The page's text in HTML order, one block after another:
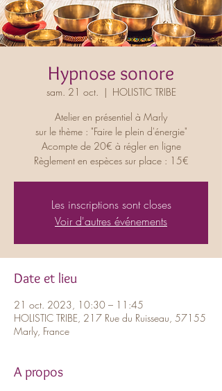
Hypnose sonore
sam. 21 oct.
  |
HOLISTIC TRIBE
Atelier en présentiel à Marly
sur le thème : "Faire le plein d'énergie"
Acompte de 20€ à régler en ligne
Règlement en espèces sur place : 15€
Les inscriptions sont closes
Voir d'autres événements
Date et lieu
21 oct. 2023, 10:30 – 11:45
HOLISTIC TRIBE, 217 Rue du Ruisseau, 57155
Marly, France
A propos